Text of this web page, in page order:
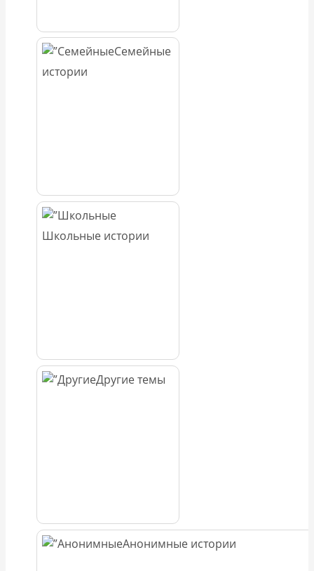
Семейные
истории
Школьные истории
Другие темы
Анонимные истории